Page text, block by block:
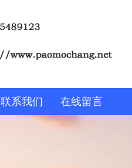
联系我们 在线留言